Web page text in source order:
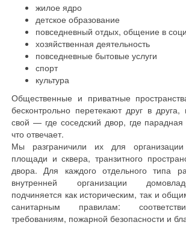
жилое ядро
детское образование
повседневный отдых, общение в
хозяйственная деятельность
повседневные бытовые услуги
спорт
культура
Общественные и приватные
бесконтрольно перетекают друг в друга,
свой — где соседский двор, где
что отвечает.
Мы разграничили их для организации
площади и сквера, транзитного
двора. Для каждого отдельного типа
внутренней организации
подчиняется как историческим, так и
санитарным правилам:
требованиям, пожарной безопасности и